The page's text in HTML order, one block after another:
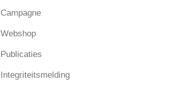
Campagne
Webshop
Publicaties
Integriteitsmelding